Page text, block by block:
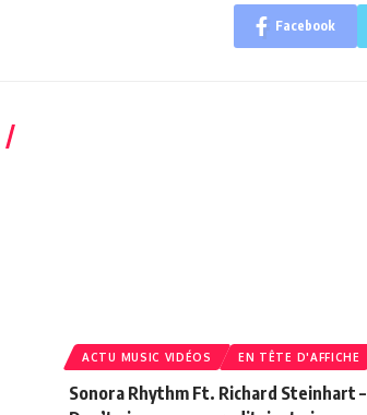
Facebook
ACTU MUSIC VIDÉOS EN TÊTE D'AFFICHE
Sonora Rhythm Ft. Richard Steinhart –